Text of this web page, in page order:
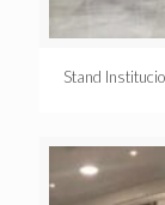
Stand